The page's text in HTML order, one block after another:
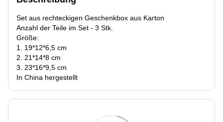
Set aus rechteckigen Geschenkbox aus Karton
Anzahl der Teile im Set - 3 Stk.
Größe:
1. 19*12*6,5 cm
2. 21*14*8 cm
3. 23*16*9,5 cm
In China hergestellt